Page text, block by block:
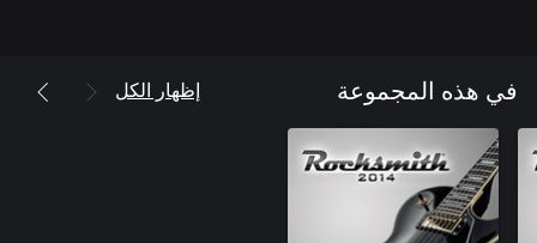
في هذه المجموعة إظهار الكل